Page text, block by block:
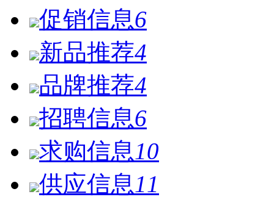
促销信息6
新品推荐4
品牌推荐4
招聘信息6
求购信息 10
供应信息 11